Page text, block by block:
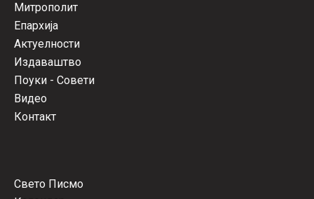
Митрополит
Епархија
Актуелности
Издаваштво
Поуки - Совети
Видео
Контакт
Свето Писмо